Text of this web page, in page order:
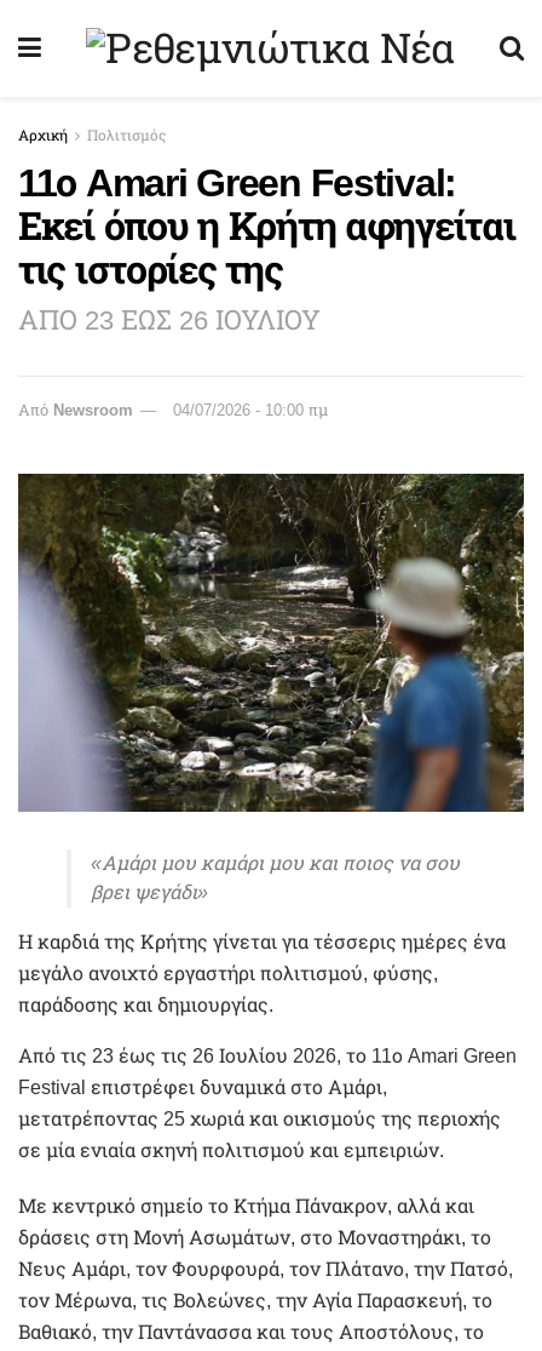
Αρχική Πολιτισμός
11ο Amari Green Festival:
Εκεί όπου η Κρήτη αφηγείται
τις ιστορίες της
ΑΠΟ 23 ΕΩΣ 26 ΙΟΥΛΙΟΥ
Από Newsroom 04/07/2026 - 10:00 πμ
«Αμάρι μου καμάρι μου και ποιος να σου
βρει ψεγάδι»
Η καρδιά της Κρήτης γίνεται για τέσσερις ημέρες ένα
μεγάλο ανοιχτό εργαστήρι πολιτισμού, φύσης,
παράδοσης και δημιουργίας.
Από τις 23 έως τις 26 Ιουλίου 2026, το 11ο Amari Green
Festival επιστρέφει δυναμικά στο Αμάρι,
μετατρέποντας 25 χωριά και οικισμούς της περιοχής
σε μία ενιαία σκηνή πολιτισμού και εμπειριών.
Με κεντρικό σημείο το Κτήμα Πάνακρον, αλλά και
δράσεις στη Μονή Ασωμάτων, στο Μοναστηράκι, το
Νευς Αμάρι, τον Φουρφουρά, τον Πλάτανο, την Πατσό,
τον Μέρωνα, τις Βολεώνες, την Αγία Παρασκευή, το
Βαθιακό, την Παντάνασσα και τους Αποστόλους, το